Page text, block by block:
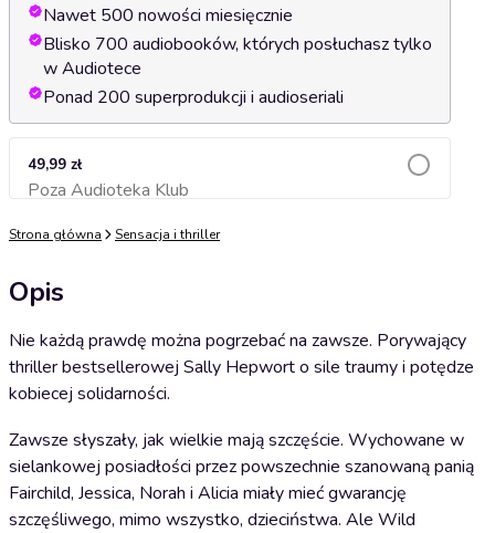
Nawet 500 nowości miesięcznie
Blisko 700 audiobooków, których posłuchasz tylko
w Audiotece
Ponad 200 superprodukcji i audioseriali
49,99 zł
Poza Audioteka KlubDodaj do koszyka
Strona główna Sensacja i thriller
Opis
Nie każdą prawdę można pogrzebać na zawsze. Porywający
thriller bestsellerowej Sally Hepwort o sile traumy i potędze
kobiecej solidarności.
Zawsze słyszały, jak wielkie mają szczęście. Wychowane w
sielankowej posiadłości przez powszechnie szanowaną panią
Fairchild, Jessica, Norah i Alicia miały mieć gwarancję
szczęśliwego, mimo wszystko, dzieciństwa. Ale Wild